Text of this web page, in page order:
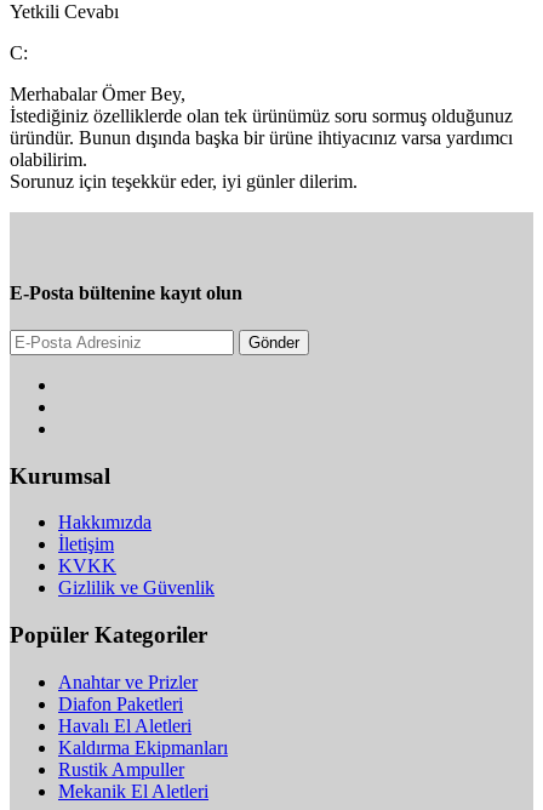
Yetkili Cevabı
C:
Merhabalar Ömer Bey,
İstediğiniz özelliklerde olan tek ürünümüz soru sormuş olduğunuz
üründür. Bunun dışında başka bir ürüne ihtiyacınız varsa yardımcı
olabilirim.
Sorunuz için teşekkür eder, iyi günler dilerim.
E-Posta bültenine kayıt olun
Gönder
Kurumsal
Hakkımızda
İletişim
KVKK
Gizlilik ve Güvenlik
Popüler Kategoriler
Anahtar ve Prizler
Diafon Paketleri
Havalı El Aletleri
Kaldırma Ekipmanları
Rustik Ampuller
Mekanik El Aletleri